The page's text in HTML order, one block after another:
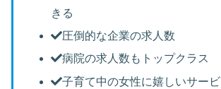
きる
圧倒的な企業の求人数
病院の求人数もトップクラス
子育て中の女性に嬉しいサー